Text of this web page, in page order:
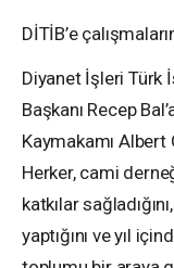
DİTİB’e
Diyanet İşleri Türk
Başkanı Recep
Kaymakamı Albert
Herker, cami
katkılar
yaptığını ve yıl